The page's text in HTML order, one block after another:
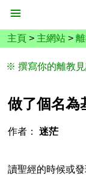
主頁 > 主網站 >
※ 撰寫你的離教
做了個名為
作者： 迷茫
讀聖經的時候或